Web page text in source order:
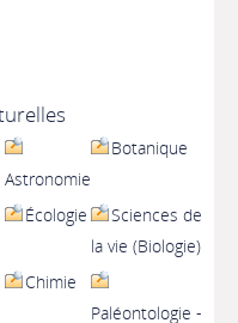
Astronomie
Botanique
Écologie
Sciences de
la vie (Biologie)
Chimie
Paléontologie -